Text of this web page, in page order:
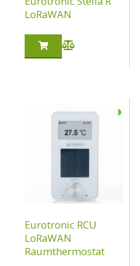
LoRaWAN
◑
Eurotronic RCU
LoRaWAN
Raumthermostat